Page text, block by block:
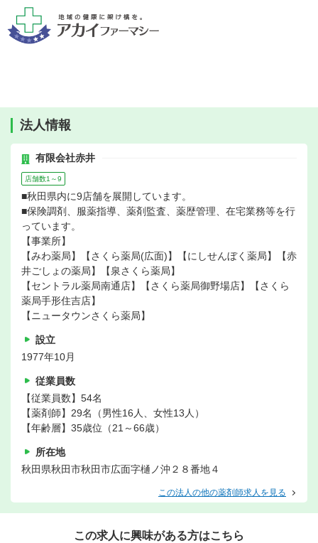
法人情報
有限会社赤井
店舗数1～9
■秋田県内に9店舗を展開しています。
■保険調剤、服薬指導、薬剤監査、薬歴管理、在宅業務等を行
っています。
【事業所】
【みわ薬局】【さくら薬局(広面)】【にしせんぼく薬局】【赤
井ごしょの薬局】【泉さくら薬局】
【セントラル薬局南通店】【さくら薬局御野場店】【さくら
薬局手形住吉店】
【ニュータウンさくら薬局】
設立
1977年10月
従業員数
【従業員数】54名
【薬剤師】29名（男性16人、女性13人）
【年齢層】35歳位（21～66歳）
所在地
秋田県秋田市秋田市広面字樋ノ沖２８番地４
この法人の他の薬剤師求人を見る
この求人に興味がある方はこちら